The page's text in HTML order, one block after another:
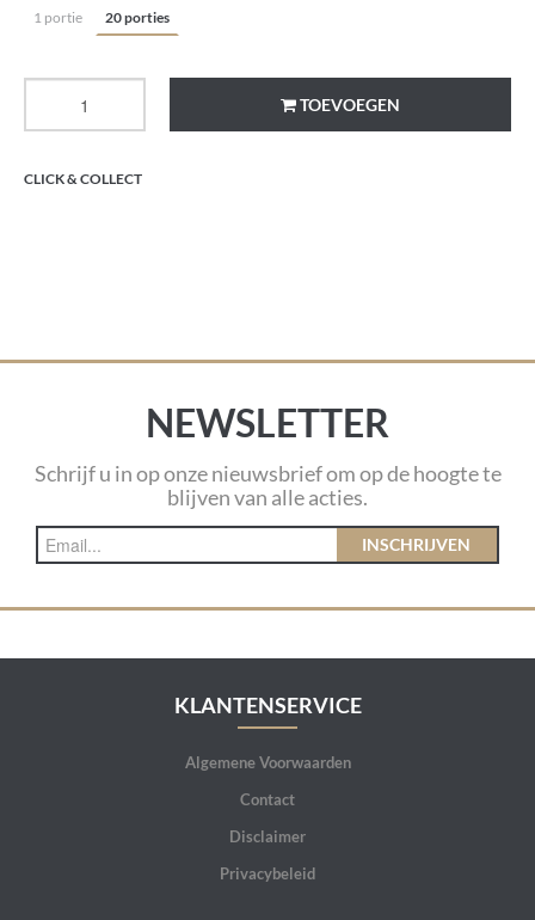
1 portie 20 porties
TOEVOEGEN
CLICK & COLLECT
NEWSLETTER
Schrijf u in op onze nieuwsbrief om op de hoogte te
blijven van alle acties.
INSCHRIJVEN
KLANTENSERVICE
Algemene Voorwaarden
Contact
Disclaimer
Privacybeleid